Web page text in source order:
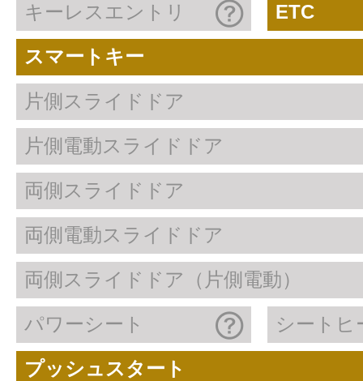
キーレスエントリ ETC
スマートキー
片側スライドドア
片側電動スライドドア
両側スライドドア
両側電動スライドドア
両側スライドドア（片側電動）
パワーシート シートヒ
プッシュスタート